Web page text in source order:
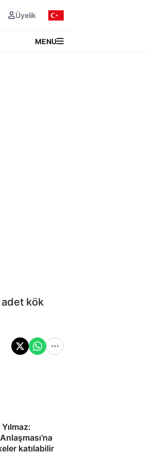
Üyelik
MENU
kök
katılabilir